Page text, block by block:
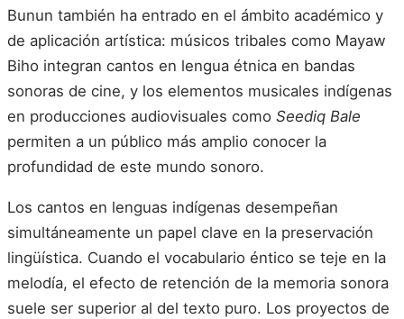
Bunun también ha entrado en el ámbito académico y
de aplicación artística: músicos tribales como Mayaw
Biho integran cantos en lengua étnica en bandas
sonoras de cine, y los elementos musicales indígenas
en producciones audiovisuales como Seediq Bale
permiten a un público más amplio conocer la
profundidad de este mundo sonoro.
Los cantos en lenguas indígenas desempeñan
simultáneamente un papel clave en la preservación
lingüística. Cuando el vocabulario éntico se teje en la
melodía, el efecto de retención de la memoria sonora
suele ser superior al del texto puro. Los proyectos de